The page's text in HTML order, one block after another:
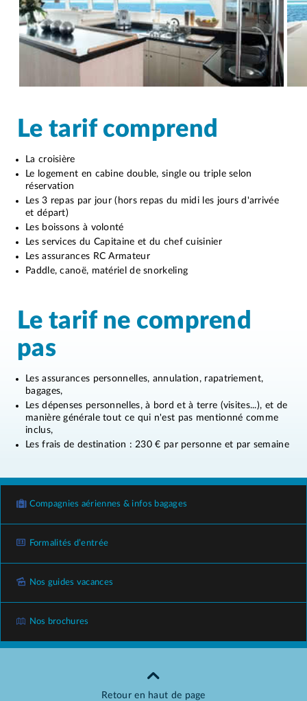
Le tarif comprend
La croisière
Le logement en cabine double, single ou triple selon
réservation
Les 3 repas par jour (hors repas du midi les jours d'arrivée
et départ)
Les boissons à volonté
Les services du Capitaine et du chef cuisinier
Les assurances RC Armateur
Paddle, canoë, matériel de snorkeling
Le tarif ne comprend
pas
Les assurances personnelles, annulation, rapatriement,
bagages,
Les dépenses personnelles, à bord et à terre (visites...), et de
manière générale tout ce qui n'est pas mentionné comme
inclus,
Les frais de destination : 230 € par personne et par semaine
Compagnies aériennes & infos bagages
Formalités d’entrée
Nos guides vacances
Nos brochures
Retour en haut de page